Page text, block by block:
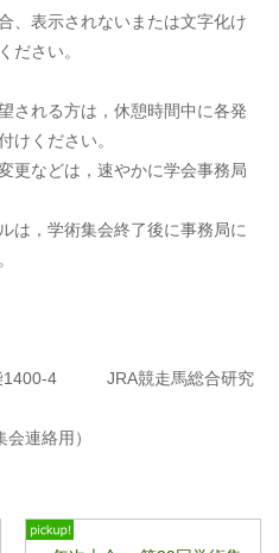
、表示されないまたは文字化け
ださい。
される方は，休憩時間中に各発
けください。
更などは，速やかに学会事務局
は，学術集会終了後に事務局に
1400-4 JRA競走馬総合研究
連絡用）